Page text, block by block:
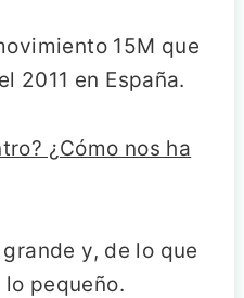
15M que
2011 en España.
¿Cómo nos ha
y, de lo que
pequeño.